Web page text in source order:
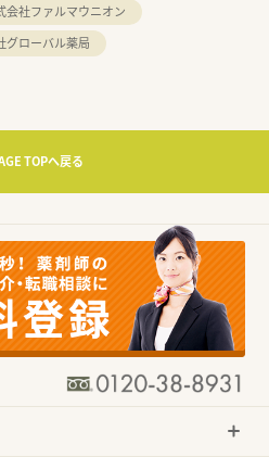
会社ファルマウニオン
グローバル薬局
TOPへ戻る